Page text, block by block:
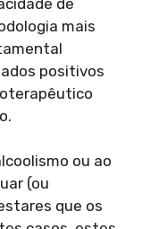
mais
positivos
ou ao
(ou
que os